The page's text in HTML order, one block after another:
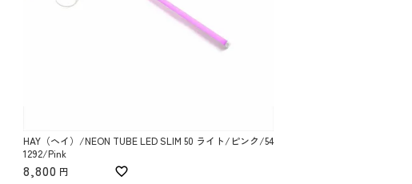
HAY（ヘイ）/NEON TUBE LED SLIM 50 ライト/ピンク/54
1292/Pink
8,800